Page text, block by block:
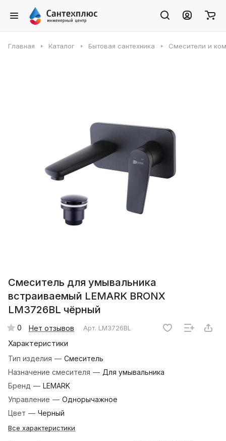
Главная Каталог Бытовая сантехника Смесители и
Смеситель для умывальника
встраиваемый LEMARK BRONX
LM3726BL чёрный
0 Нет отзывов Арт. LM3726BL
Характеристики
Тип изделия — Смеситель
Назначение смесителя — Для умывальника
Бренд — LEMARK
Управление — Однорычажное
Цвет — Черный
Все характеристики